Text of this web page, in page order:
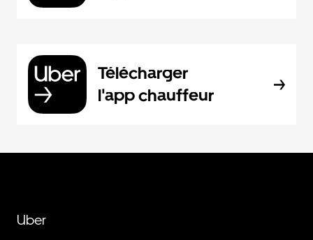
Télécharger
l'app chauffeur
Uber